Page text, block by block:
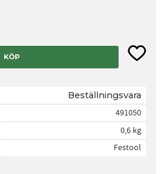
KÖP Lägg
Beställningsvara
491050
0,6 kg
Festool